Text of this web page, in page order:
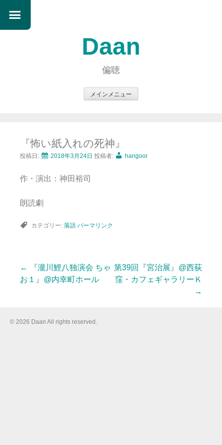
Daan
偏聴
メインメニュー
ン
ツ
ス
ッ
『怖い紙入れの死神』
投稿日: 2018年3月24日 投稿者: hangoor
作・演出：神田裕司
朗読劇
カテゴリー: 落語 パーマリンク
投
稿
←
『瀧川鯉八独演会 ちゃ
お１』@内幸町ホール
第39回『宮治展』@西荻
窪・カフェギャラリーＫ
→
© 2026 Daan All rights reserved.